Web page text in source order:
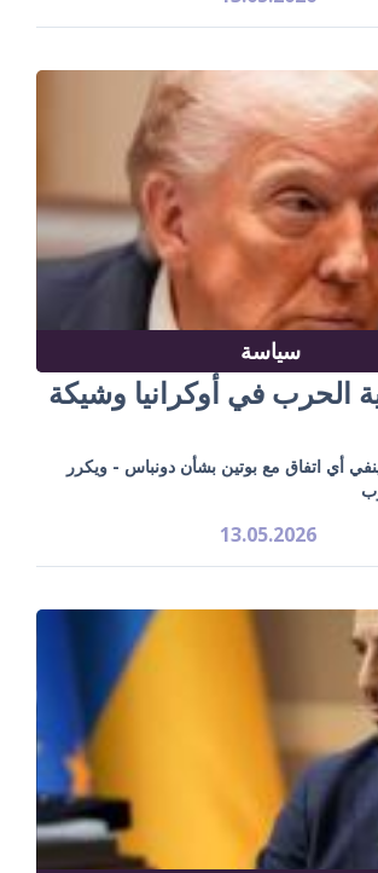
سياسة
الحرب في أوكرانيا وشيكة
أي اتفاق مع بوتين بشأن دونباس - ويكرر
13.05.2026